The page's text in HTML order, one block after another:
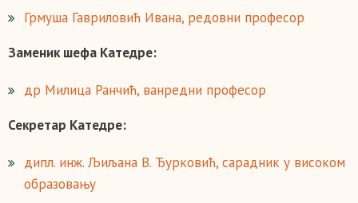
Грмуша Гавриловић Ивана, редовни професор
Заменик шефа Катедре:
др Милица Ранчић, ванредни професор
Секретар Катедре:
дипл. инж. Љиљана В. Ђурковић, сарадник у високом
образовању